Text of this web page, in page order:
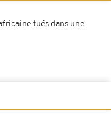
tués dans une